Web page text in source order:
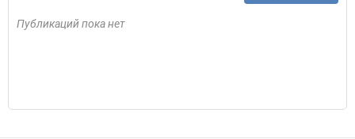
Публикаций пока нет